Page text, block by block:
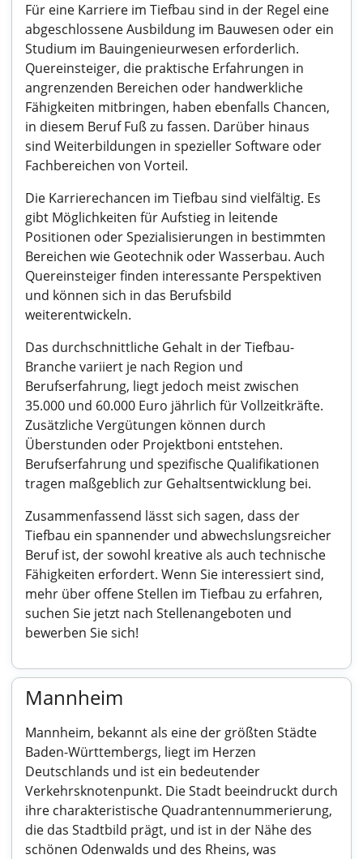
Für eine Karriere im Tiefbau sind in der Regel eine
abgeschlossene Ausbildung im Bauwesen oder ein
Studium im Bauingenieurwesen erforderlich.
Quereinsteiger, die praktische Erfahrungen in
angrenzenden Bereichen oder handwerkliche
Fähigkeiten mitbringen, haben ebenfalls Chancen,
in diesem Beruf Fuß zu fassen. Darüber hinaus
sind Weiterbildungen in spezieller Software oder
Fachbereichen von Vorteil.
Die Karrierechancen im Tiefbau sind vielfältig. Es
gibt Möglichkeiten für Aufstieg in leitende
Positionen oder Spezialisierungen in bestimmten
Bereichen wie Geotechnik oder Wasserbau. Auch
Quereinsteiger finden interessante Perspektiven
und können sich in das Berufsbild
weiterentwickeln.
Das durchschnittliche Gehalt in der Tiefbau-
Branche variiert je nach Region und
Berufserfahrung, liegt jedoch meist zwischen
35.000 und 60.000 Euro jährlich für Vollzeitkräfte.
Zusätzliche Vergütungen können durch
Überstunden oder Projektboni entstehen.
Berufserfahrung und spezifische Qualifikationen
tragen maßgeblich zur Gehaltsentwicklung bei.
Zusammenfassend lässt sich sagen, dass der
Tiefbau ein spannender und abwechslungsreicher
Beruf ist, der sowohl kreative als auch technische
Fähigkeiten erfordert. Wenn Sie interessiert sind,
mehr über offene Stellen im Tiefbau zu erfahren,
suchen Sie jetzt nach Stellenangeboten und
bewerben Sie sich!
Mannheim
Mannheim, bekannt als eine der größten Städte
Baden-Württembergs, liegt im Herzen
Deutschlands und ist ein bedeutender
Verkehrsknotenpunkt. Die Stadt beeindruckt durch
ihre charakteristische Quadrantennummerierung,
die das Stadtbild prägt, und ist in der Nähe des
schönen Odenwalds und des Rheins, was